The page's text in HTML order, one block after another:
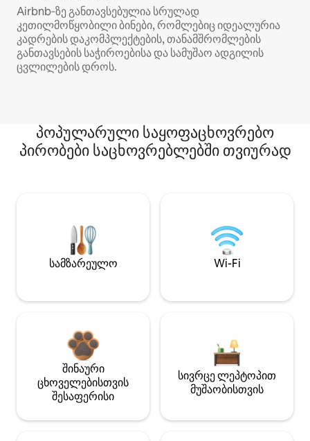
Airbnb‑ზე განთავსებულია სრულად
კეთილმოწყობილი ბინები, რომლებიც იდეალურია
კადრების დაკომპლექტების, თანამშრომლების
განთავსების საჭიროებისა და სამუშაო ადგილის
ცვლილების დროს.
პოპულარული საყოფაცხოვრებო
პირობები საცხოვრებლებში თვიურად
სამზარეულო Wi-Fi
შინაური
ცხოველებისთვის
შესაფერისი
სივრცე ლეპტოპით
მუშაობისთვის